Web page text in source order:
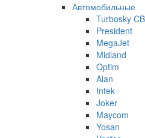
Автомобильные
Turbosky CB
President
MegaJet
Midland
Optim
Alan
Intek
Joker
Maycom
Yosan